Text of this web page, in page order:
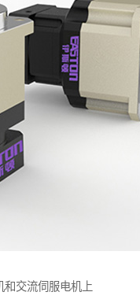
和交流伺服电机上